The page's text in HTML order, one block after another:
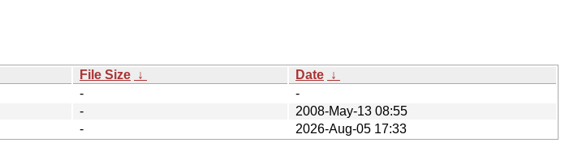
File Size ↓ Date ↓
-
-
-
2008-May-13 08:55
- 2026-Aug-05 17:33